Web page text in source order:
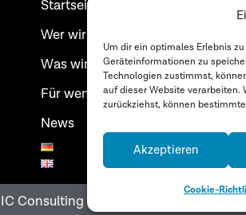
Um dir ein optimales Erlebnis
Geräteinformationen zu
Technologien zustimmst,
auf dieser Website verarbeiten.
zurückziehst, können
Akzeptieren
Cookie-
Startseite
Wer wir sind
Was wir tun
Für wen wir arbeiten
News
Consulting